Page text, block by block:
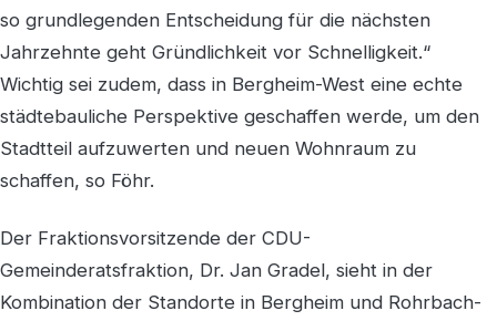
so grundlegenden Entscheidung für die nächsten
Jahrzehnte geht Gründlichkeit vor Schnelligkeit.“
Wichtig sei zudem, dass in Bergheim-West eine echte
städtebauliche Perspektive geschaffen werde, um den
Stadtteil aufzuwerten und neuen Wohnraum zu
schaffen, so Föhr.
Der Fraktionsvorsitzende der CDU-
Gemeinderatsfraktion, Dr. Jan Gradel, sieht in der
Kombination der Standorte in Bergheim und Rohrbach-